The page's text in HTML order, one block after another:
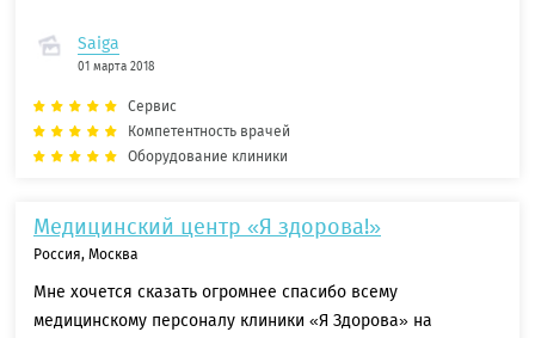
Saiga
01 марта 2018
Сервис
Компетентность врачей
Оборудование клиники
Медицинский центр «Я здорова!»
Россия, Москва
Мне хочется сказать огромнее спасибо всему
медицинскому персоналу клиники «Я Здорова» на